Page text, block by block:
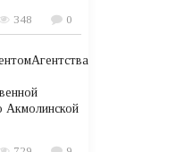
348 0
Акмолинской